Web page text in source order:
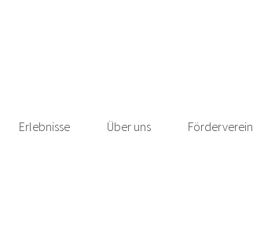
Erlebnisse Über uns
Förderverein